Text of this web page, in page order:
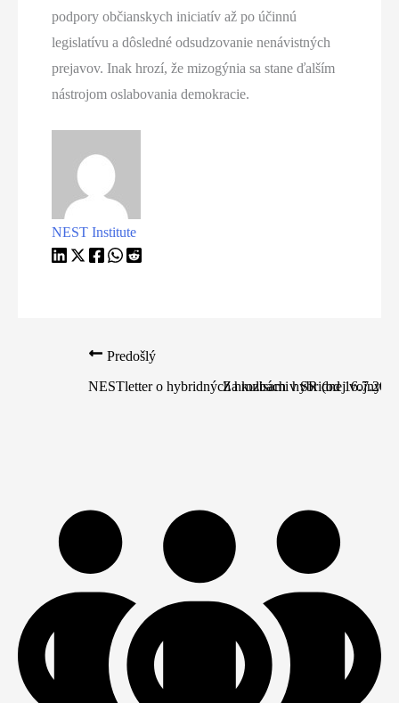
podpory občianskych iniciatív až po účinnú
legislatívu a dôsledné odsudzovanie nenávistných
prejavov. Inak hrozí, že mizogýnia sa stane ďalším
nástrojom oslabovania demokracie.
NEST Institute
Predošlý
NESTletter o hybridných hrozbách v SR (od
Za kulisami hybridnej vojny